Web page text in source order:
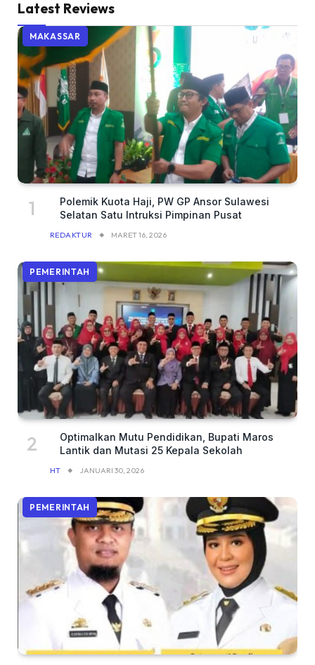
Latest Reviews
MAKASSAR
Polemik Kuota Haji, PW GP Ansor Sulawesi
Selatan Satu Intruksi Pimpinan Pusat
REDAKTUR MARET 16, 2026
PEMERINTAH
Optimalkan Mutu Pendidikan, Bupati Maros
Lantik dan Mutasi 25 Kepala Sekolah
HT JANUARI 30, 2026
PEMERINTAH